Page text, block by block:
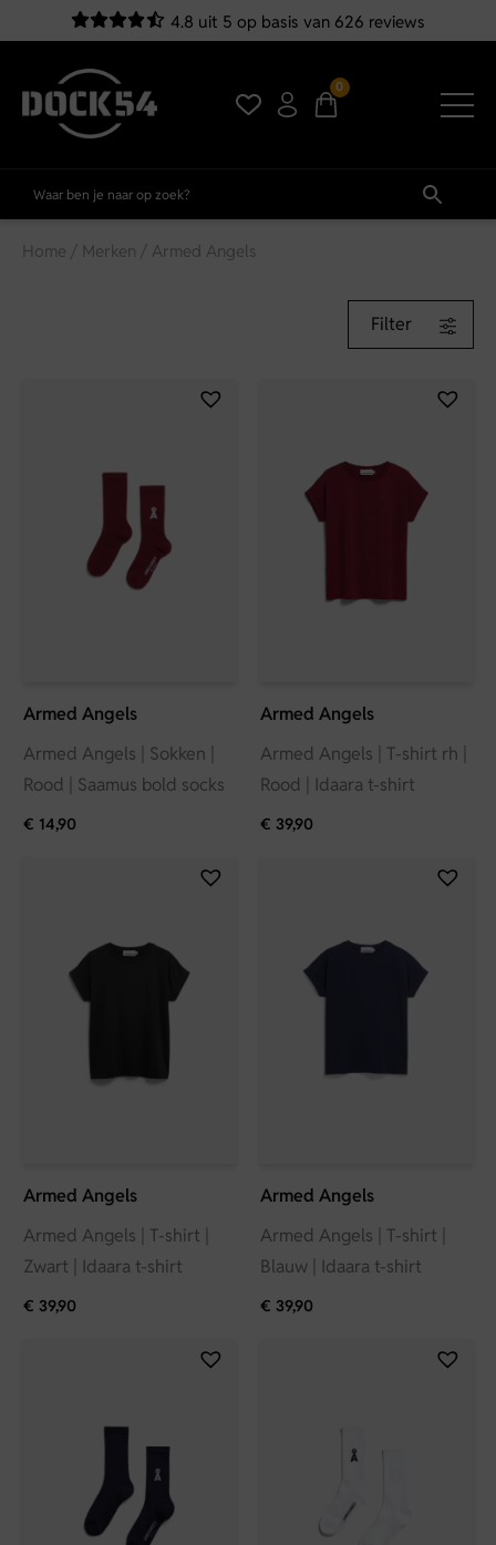
4.8 uit 5 op basis van 626 reviews
0
Home / Merken / Armed Angels
Filter
Armed Angels
Armed Angels | Sokken |
Rood | Saamus bold socks
€ 14,90
Armed Angels
Armed Angels | T-shirt rh |
Rood | Idaara t-shirt
€ 39,90
Armed Angels
Armed Angels | T-shirt |
Zwart | Idaara t-shirt
€ 39,90
Armed Angels
Armed Angels | T-shirt |
Blauw | Idaara t-shirt
€ 39,90